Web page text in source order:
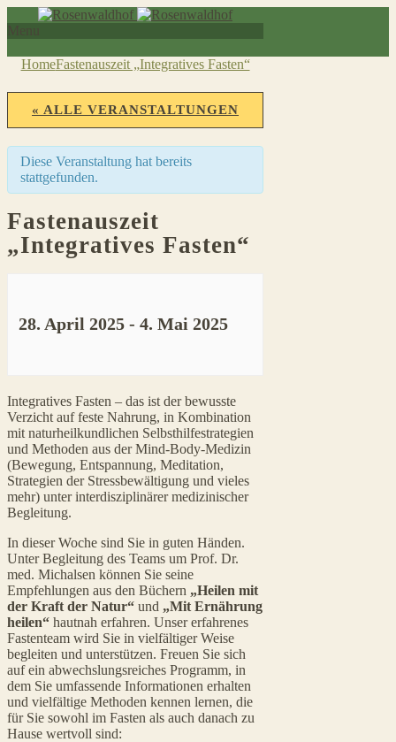
Menu
HomeFastenauszeit „Integratives Fasten“
« ALLE VERANSTALTUNGEN
Diese Veranstaltung hat bereits
stattgefunden.
Fastenauszeit
„Integratives Fasten“
28. April 2025 - 4. Mai 2025
Veranstaltung
Navigation
Integratives Fasten – das ist der bewusste
Verzicht auf feste Nahrung, in Kombination
mit naturheilkundlichen Selbsthilfestrategien
und Methoden aus der Mind-Body-Medizin
(Bewegung, Entspannung, Meditation,
Strategien der Stressbewältigung und vieles
mehr) unter interdisziplinärer medizinischer
Begleitung.
In dieser Woche sind Sie in guten Händen.
Unter Begleitung des Teams um Prof. Dr.
med. Michalsen können Sie seine
Empfehlungen aus den Büchern „Heilen mit
der Kraft der Natur“ und „Mit Ernährung
heilen“ hautnah erfahren. Unser erfahrenes
Fastenteam wird Sie in vielfältiger Weise
begleiten und unterstützen. Freuen Sie sich
auf ein abwechslungsreiches Programm, in
dem Sie umfassende Informationen erhalten
und vielfältige Methoden kennen lernen, die
für Sie sowohl im Fasten als auch danach zu
Hause wertvoll sind: